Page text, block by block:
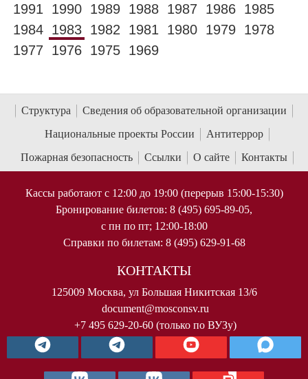
1991
1990 1989 1988 1987 1986 1985
1984 1983 1982 1981 1980 1979 1978
1977 1976 1975 1969
Структура
Сведения об образовательной организации
Национальные проекты России
Антитеррор
Пожарная безопасность
Ссылки О сайте Контакты
Кассы работают с 12:00 до 19:00 (перерыв 15:00-15:30)
Бронирование билетов: 8 (495) 695-89-05,
с пн по пт; 12:00-18:00
Справки по билетам: 8 (495) 629-91-68
КОНТАКТЫ
125009 Москва, ул Большая Никитская 13/6
document@mosconsv.ru
+7 495 629-20-60 (только по ВУЗу)